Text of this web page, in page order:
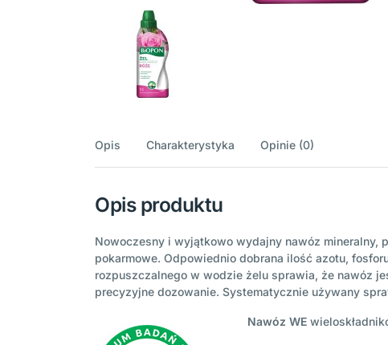
Opis Charakterystyka Opinie (0)
Opis produktu
Nowoczesny i wyjątkowo wydajny nawóz mineralny,
pokarmowe. Odpowiednio dobrana ilość azotu,
rozpuszczalnego w wodzie żelu sprawia, że nawóz
precyzyjne dozowanie. Systematycznie używany
Nawóz WE